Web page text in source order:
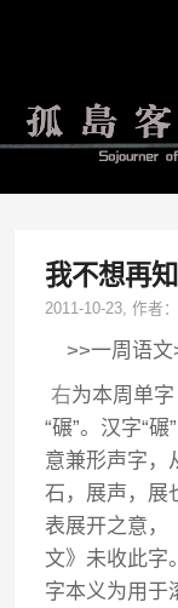
我不想再
2011-10-23, 作者
>>一周语文
右为本周单字
“碾”。汉字“碾
意兼形声字，
石，展声，展
表展开之意，
文》未收此字
字本义为用于